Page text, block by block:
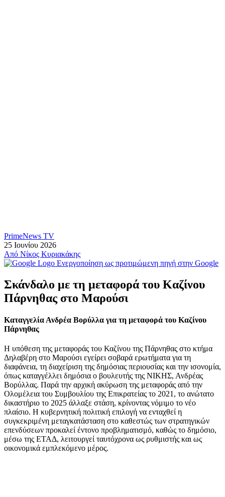
PrimeNews TV
25 Ιουνίου 2026
Από Νίκος Κυριακάκης
Ενεργοποίηση ως προτιμώμενη πηγή στην Google
Σκάνδαλο με τη μεταφορά του Καζίνου
Πάρνηθας στο Μαρούσι
Καταγγελία Ανδρέα Βορύλλα για τη μεταφορά του Καζίνου
Πάρνηθας
Η υπόθεση της μεταφοράς του Καζίνου της Πάρνηθας στο κτήμα
Δηλαβέρη στο Μαρούσι εγείρει σοβαρά ερωτήματα για τη
διαφάνεια, τη διαχείριση της δημόσιας περιουσίας και την ισονομία,
όπως καταγγέλλει δημόσια ο βουλευτής της ΝΙΚΗΣ, Ανδρέας
Βορύλλας. Παρά την αρχική ακύρωση της μεταφοράς από την
Ολομέλεια του Συμβουλίου της Επικρατείας το 2021, το ανώτατο
δικαστήριο το 2025 άλλαξε στάση, κρίνοντας νόμιμο το νέο
πλαίσιο. Η κυβερνητική πολιτική επιλογή να ενταχθεί η
συγκεκριμένη μεταγκατάσταση στο καθεστώς των στρατηγικών
επενδύσεων προκαλεί έντονο προβληματισμό, καθώς το δημόσιο,
μέσω της ΕΤΑΔ, λειτουργεί ταυτόχρονα ως ρυθμιστής και ως
οικονομικά εμπλεκόμενο μέρος.